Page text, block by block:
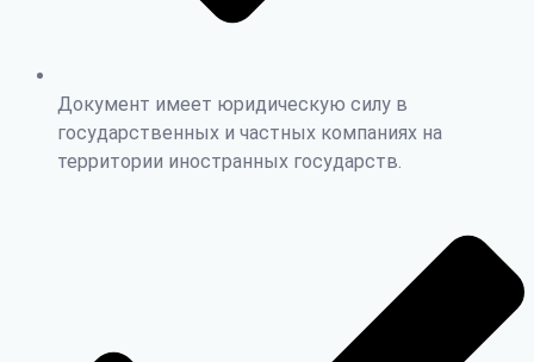
Документ имеет юридическую силу в
государственных и частных компаниях на
территории иностранных государств.